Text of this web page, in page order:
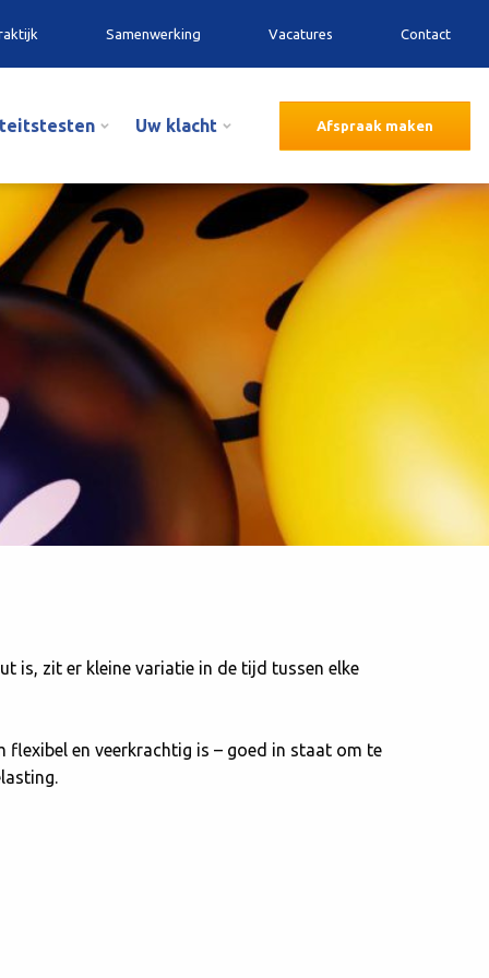
Samenwerking Vacatures Contact
Uw klacht Afspraak maken
is, zit er kleine variatie in de tijd tussen elke
flexibel en veerkrachtig is – goed in staat om te